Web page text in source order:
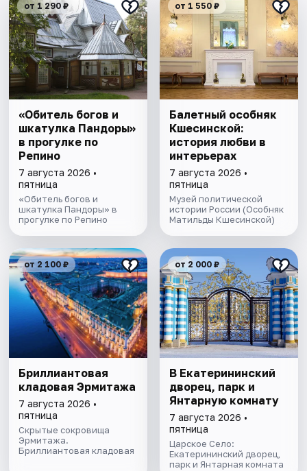
от 1 290 ₽
«Обитель богов и
шкатулка Пандоры»
в прогулке по
Репино
7 августа 2026 •
пятница
«Обитель богов и
шкатулка Пандоры» в
прогулке по Репино
от 1 550 ₽
Балетный особняк
Кшесинской:
история любви в
интерьерах
7 августа 2026 •
пятница
Музей политической
истории России (Особняк
Матильды Кшесинской)
от 2 100 ₽
Бриллиантовая
кладовая Эрмитажа
7 августа 2026 •
пятница
Скрытые сокровища
Эрмитажа.
Бриллиантовая кладовая
от 2 000 ₽
В Екатерининский
дворец, парк и
Янтарную комнату
7 августа 2026 •
пятница
Царское Село:
Екатерининский дворец,
парк и Янтарная комната